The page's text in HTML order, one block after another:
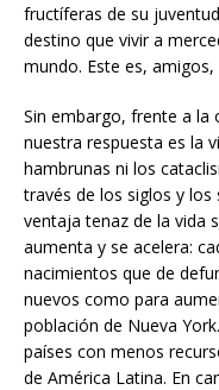
fructíferas de su
destino que vivir a
mundo. Este es,
Sin embargo, frente a la
nuestra respuesta es la
hambrunas ni los
través de los siglos y los
ventaja tenaz de la vida
aumenta y se acelera:
nacimientos que de
nuevos como para
población de Nueva
países con menos
de América Latina. En